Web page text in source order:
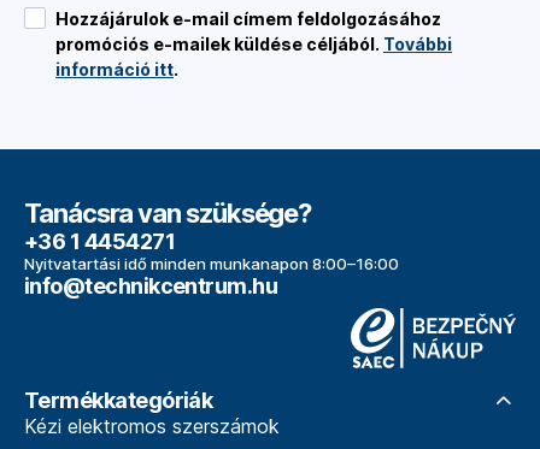
Hozzájárulok e-mail címem feldolgozásához
promóciós e-mailek küldése céljából. További
információ itt.
Tanácsra van szüksége?
+36 1 4454271
Nyitvatartási idő minden munkanapon 8:00–16:00
info@technikcentrum.hu
Termékkategóriák
Kézi elektromos szerszámok